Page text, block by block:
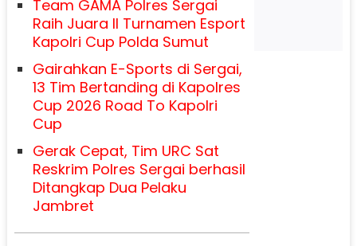
Team GAMA Polres Sergai
Raih Juara II Turnamen Esport
Kapolri Cup Polda Sumut
Gairahkan E-Sports di Sergai,
13 Tim Bertanding di Kapolres
Cup 2026 Road To Kapolri
Cup
Gerak Cepat, Tim URC Sat
Reskrim Polres Sergai berhasil
Ditangkap Dua Pelaku
Jambret